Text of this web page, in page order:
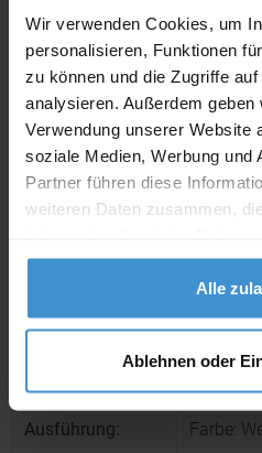
Wir verwenden Cookies, um
personalisieren, Funktionen
zu können und die Zugriffe
analysieren. Außerdem
Verwendung unserer Website
soziale Medien, Werbung und
Partner führen diese
weiteren Daten zusammen,
gesammelt haben.
Alle
Ablehnen oder
Artikel mit Werbeanbringung:
Muster mit Ihrer
Werbeanbringung zur Freigabe
der Produktion:
Artikel ohne Werbeanbringung:
Muster
Produktinformationen zu
Artikelnummer:
Artikelname:
Squeeky
Ausführung:
Farbe: